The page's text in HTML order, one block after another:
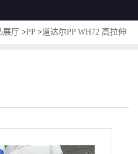
展厅 >PP >道达尔PP WH72 高拉伸